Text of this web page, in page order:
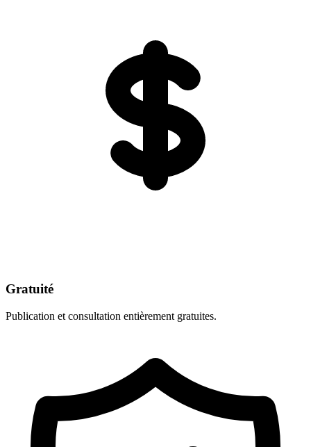
Gratuité
Publication et consultation entièrement gratuites.